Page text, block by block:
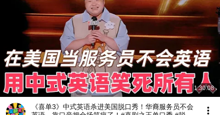
1:30:08
《喜单3》中式英语杀进美国脱口秀！华裔服务员不会